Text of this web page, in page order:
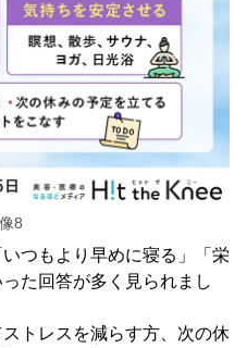
8
つもより早めに寝る」「栄
た回答が多く見られまし
トレスを減らす方、次の休